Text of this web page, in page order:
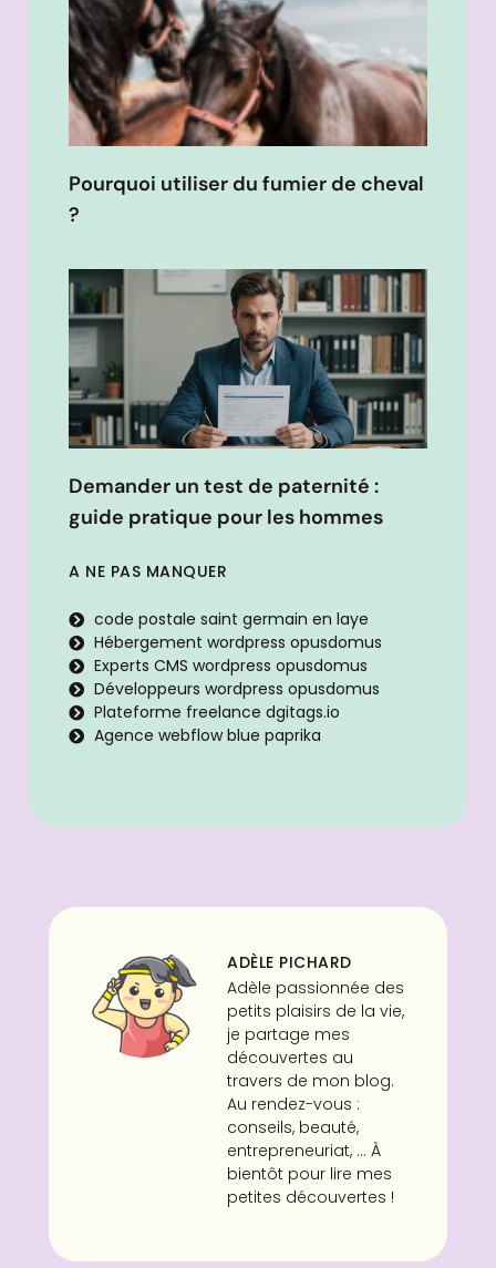
Pourquoi utiliser du fumier de cheval
?
Demander un test de paternité :
guide pratique pour les hommes
A NE PAS MANQUER
code postale saint germain en laye
Hébergement wordpress opusdomus
Experts CMS wordpress opusdomus
Développeurs wordpress opusdomus
Plateforme freelance dgitags.io
Agence webflow blue paprika
ADÈLE PICHARD
Adèle passionnée des
petits plaisirs de la vie,
je partage mes
découvertes au
travers de mon blog.
Au rendez-vous :
conseils, beauté,
entrepreneuriat, ... À
bientôt pour lire mes
petites découvertes !